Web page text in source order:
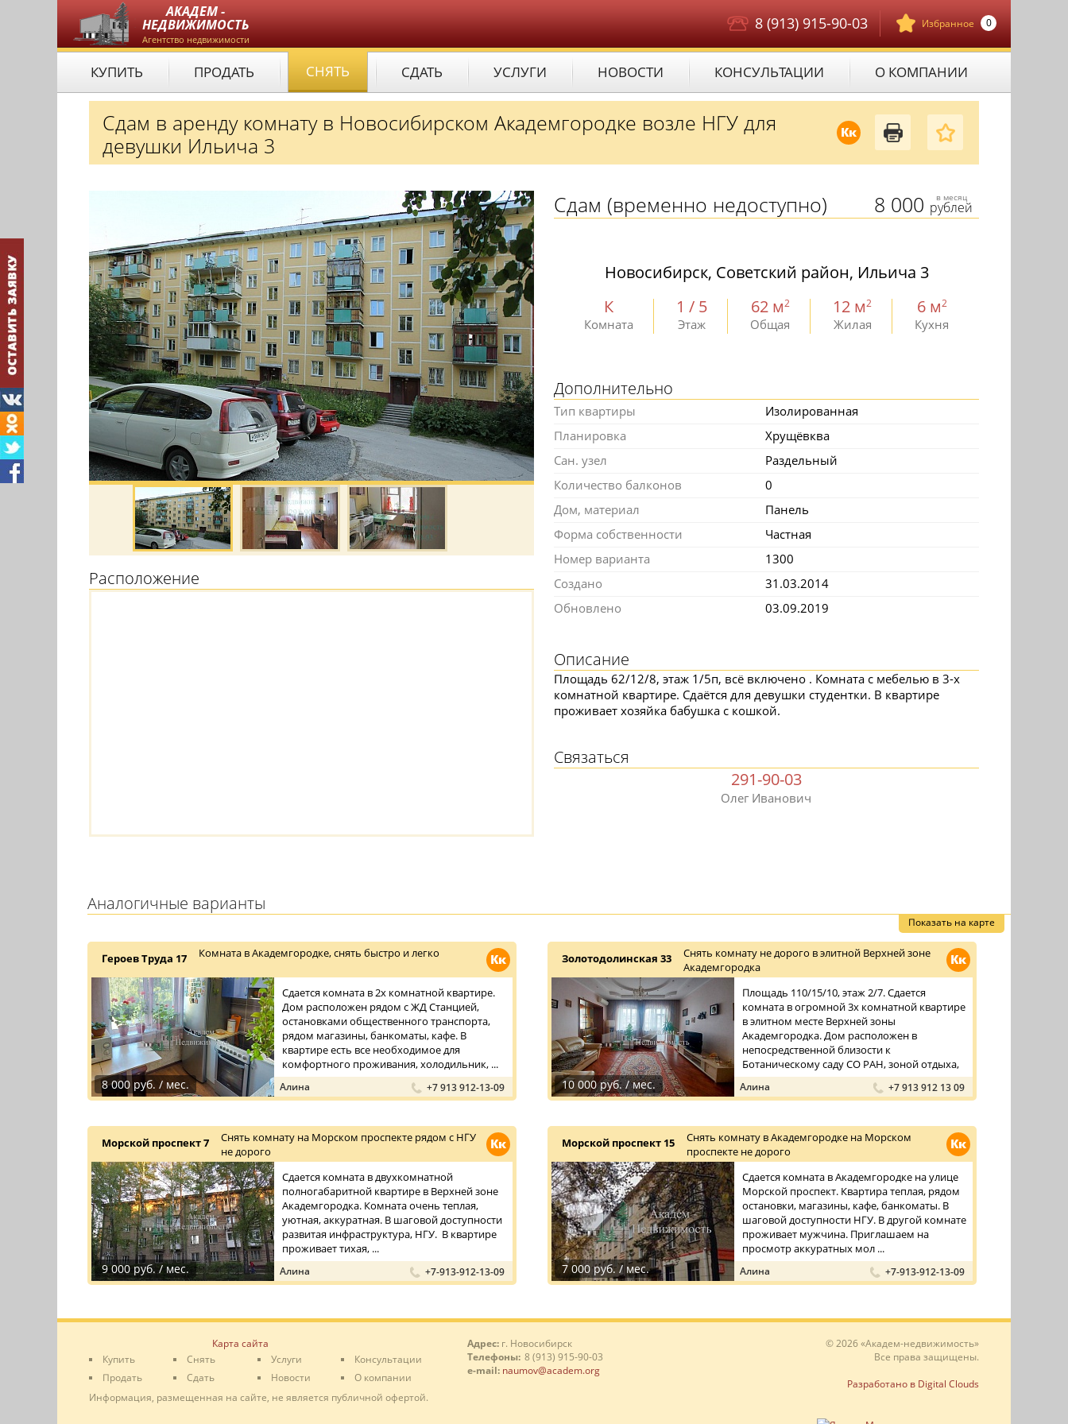
АКАДЕМ -
НЕДВИЖИМОСТЬ
Агентство недвижимости
Избранное 0
8 (913) 915-90-03
КУПИТЬ ПРОДАТЬ СНЯТЬ СДАТЬ УСЛУГИ НОВОСТИ КОНСУЛЬТАЦИИ О КОМПАНИИ
Кк
Сдам в аренду комнату в Новосибирском Академгородке возле НГУ для
девушки Ильича 3
Расположение
8 000 в месяц
рублей
Сдам (временно недоступно)
Новосибирск, Советский район, Ильича 3
К
Комната
1 / 5
Этаж
62 м2
Общая
12 м2
Жилая
6 м2
Кухня
Дополнительно
Тип квартиры
Изолированная
Планировка
Хрущёвква
Сан. узел
Раздельный
Количество балконов
0
Дом, материал
Панель
Форма собственности
Частная
Номер варианта
1300
Создано
31.03.2014
Обновлено
03.09.2019
Описание
Площадь 62/12/8, этаж 1/5п, всё включено . Комната с мебелью в 3-х
комнатной квартире. Сдаётся для девушки студентки. В квартире
проживает хозяйка бабушка с кошкой.
Связаться
291-90-03
Олег Иванович
Аналогичные варианты
Показать на карте
Кк
Героев Труда 17 Комната в Академгородке, снять быстро и легко
8 000 руб. / мес.
Сдается комната в 2х комнатной квартире.
Дом расположен рядом с ЖД Станцией,
остановками общественного транспорта,
рядом магазины, банкоматы, кафе. В
квартире есть все необходимое для
комфортного проживания, холодильник, ...
Алина +7 913 912-13-09
Кк
Золотодолинская 33
Снять комнату не дорого в элитной Верхней зоне
Академгородка
10 000 руб. / мес.
Площадь 110/15/10, этаж 2/7. Сдается
комната в огромной 3х комнатной квартире
в элитном месте Верхней зоны
Академгородка. Дом расположен в
непосредственной близости к
Ботаническому саду СО РАН, зоной отдыха,
парком с уто ...
Алина +7 913 912 13 09
Кк
Морской проспект 7
Снять комнату на Морском проспекте рядом с НГУ
не дорого
9 000 руб. / мес.
Сдается комната в двухкомнатной
полногабаритной квартире в Верхней зоне
Академгородка. Комната очень теплая,
уютная, аккуратная. В шаговой доступности
развитая инфраструктура, НГУ. В квартире
проживает тихая, ...
Алина +7-913-912-13-09
Кк
Морской проспект 15
Снять комнату в Академгородке на Морском
проспекте не дорого
7 000 руб. / мес.
Сдается комната в Академгородке на улице
Морской проспект. Квартира теплая, рядом
остановки, магазины, кафе, банкоматы. В
шаговой доступности НГУ. В другой комнате
проживает мужчина. Приглашаем на
просмотр аккуратных мол ...
Алина +7-913-912-13-09
Карта сайта
Купить
Продать
Снять
Сдать
Услуги
Новости
Консультации
О компании
Информация, размещенная на сайте, не является публичной офертой.
Адрес: г. Новосибирск
Телефоны: 8 (913) 915-90-03
e-mail: naumov@academ.org
© 2026 «Академ-недвижимость»
Все права защищены.
Разработано в Digital Clouds